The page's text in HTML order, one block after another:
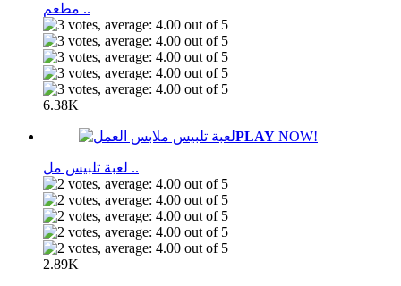
مطعم ..
6.38K
PLAY NOW!
لعبة تلبيس مل ..
2.89K